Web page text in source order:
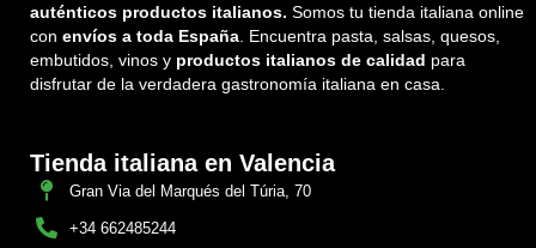
auténticos productos italianos. Somos tu tienda italiana online
con envíos a toda España. Encuentra pasta, salsas, quesos,
embutidos, vinos y productos italianos de calidad para
disfrutar de la verdadera gastronomía italiana en casa.
Tienda italiana en Valencia
Gran Via del Marqués del Túria, 70
+34 662485244